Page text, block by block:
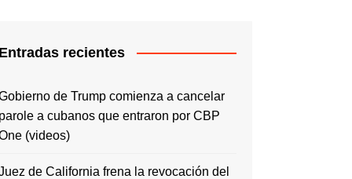
recientes
de Trump comienza a cancelar
a cubanos que entraron por CBP
(videos)
de California frena la revocación del